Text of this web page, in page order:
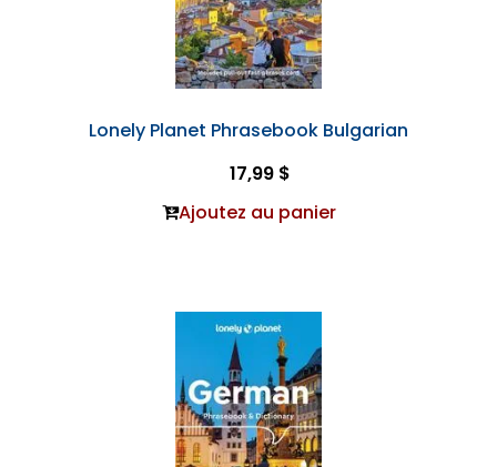
Lonely Planet Phrasebook Bulgarian
17,99 $
Ajoutez au panier